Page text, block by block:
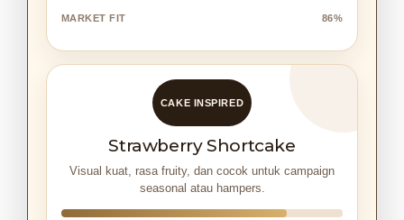
MARKET FIT 86%
CAKE INSPIRED
Strawberry Shortcake
Visual kuat, rasa fruity, dan cocok untuk campaign
seasonal atau hampers.